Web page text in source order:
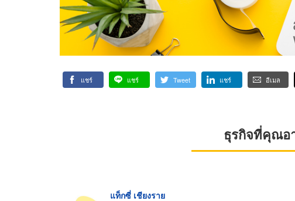
แชร์ แชร์ Tweet แชร์ อีเมล
ธุรกิจที่คุณอ
แท็กซี่ เชียงราย